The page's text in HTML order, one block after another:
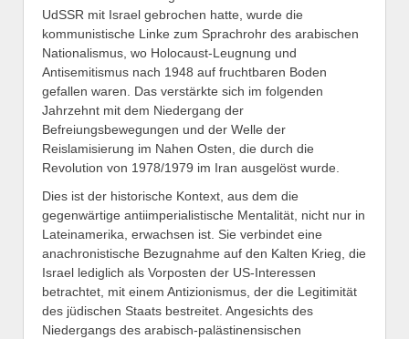
UdSSR mit Israel gebrochen hatte, wurde die
kommunistische Linke zum Sprachrohr des arabischen
Nationalismus, wo Holocaust-Leugnung und
Antisemitismus nach 1948 auf fruchtbaren Boden
gefallen waren. Das verstärkte sich im folgenden
Jahrzehnt mit dem Niedergang der
Befreiungsbewegungen und der Welle der
Reislamisierung im Nahen Osten, die durch die
Revolution von 1978/1979 im Iran ausgelöst wurde.
Dies ist der historische Kontext, aus dem die
gegenwärtige antiimperialistische Mentalität, nicht nur in
Lateinamerika, erwachsen ist. Sie verbindet eine
anachronistische Bezugnahme auf den Kalten Krieg, die
Israel lediglich als Vorposten der US-Interessen
betrachtet, mit einem Antizionismus, der die Legitimität
des jüdischen Staats bestreitet. Angesichts des
Niedergangs des arabisch-palästinensischen